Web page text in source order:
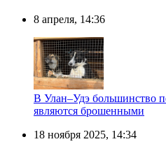
8 апреля, 14:36
В Улан–Удэ большинство
являются брошенными
18 ноября 2025, 14:34